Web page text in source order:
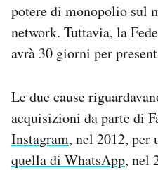
potere di monopolio sul
network. Tuttavia, la
avrà 30 giorni per
Le due cause
acquisizioni da parte di
Instagram, nel 2012,
quella di WhatsApp, nel